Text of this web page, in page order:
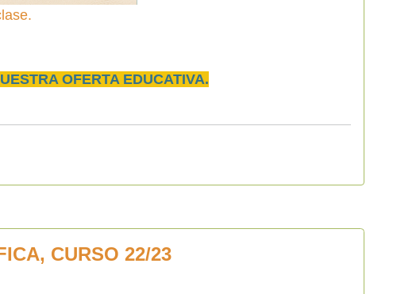
OFERTA EDUCATIVA.
CURSO 22/23